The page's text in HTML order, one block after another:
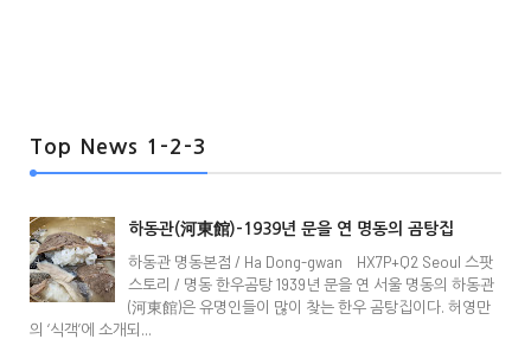
Top News 1-2-3
하동관(河東館)-1939년 문을 연 명동의 곰탕집
하동관 명동본점 / Ha Dong-gwan HX7P+Q2 Seoul 스팟
스토리 / 명동 한우곰탕 1939년 문을 연 서울 명동의 하동관
(河東館)은 유명인들이 많이 찾는 한우 곰탕집이다. 허영만
의 ‘식객’에 소개되...